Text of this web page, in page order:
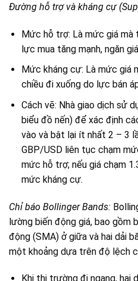
Đường hỗ trợ và kháng cự
Mức hỗ trợ: Là mức giá
lực mua tăng mạnh, ngăn
Mức kháng cự: Là mức giá
chiều đi xuống do lực bán
Cách vẽ: Nhà giao dịch sử
biểu đồ nến) để xác định
vào và bật lại ít nhất 2 – 3
GBP/USD liên tục chạm
mức hỗ trợ; nếu giá chạm
mức kháng cự.
Chỉ báo Bollinger Bands:
lường biến động giá, bao gồm
động (SMA) ở giữa và hai dải
một khoảng dựa trên độ lệch
Khi thị trường đi ngang, hai